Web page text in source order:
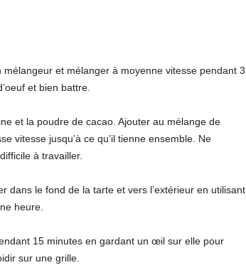
et mélanger à moyenne vitesse pendant 3
et bien battre.
et la poudre de cacao. Ajouter au mélange de
vitesse jusqu’à ce qu’il tienne ensemble. Ne
à travailler.
dans le fond de la tarte et vers l’extérieur en utilisant
heure.
15 minutes en gardant un œil sur elle pour
sur une grille.